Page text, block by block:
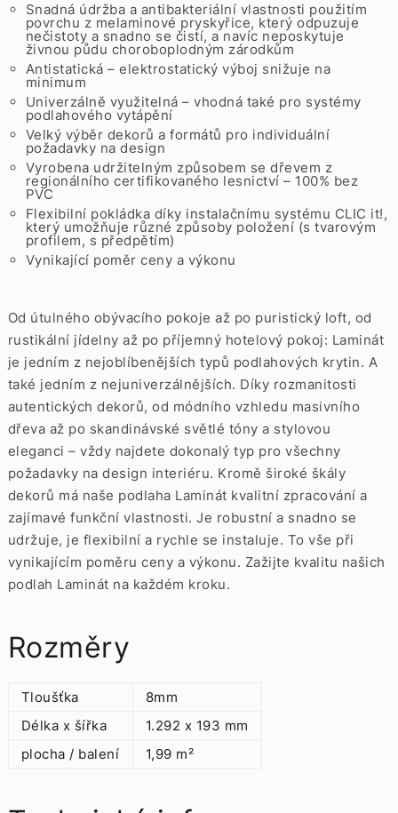
Snadná údržba a antibakteriální vlastnosti použitím
povrchu z melaminové pryskyřice, který odpuzuje
nečistoty a snadno se čistí, a navíc neposkytuje
živnou půdu choroboplodným zárodkům
Antistatická – elektrostatický výboj snižuje na
minimum
Univerzálně využitelná – vhodná také pro systémy
podlahového vytápění
Velký výběr dekorů a formátů pro individuální
požadavky na design
Vyrobena udržitelným způsobem se dřevem z
regionálního certifikovaného lesnictví – 100% bez
PVC
Flexibilní pokládka díky instalačnímu systému CLIC it!,
který umožňuje různé způsoby položení (s tvarovým
profilem, s předpětím)
Vynikající poměr ceny a výkonu
Od útulného obývacího pokoje až po puristický loft, od
rustikální jídelny až po příjemný hotelový pokoj: Laminát
je jedním z nejoblíbenějších typů podlahových krytin. A
také jedním z nejuniverzálnějších. Díky rozmanitosti
autentických dekorů, od módního vzhledu masivního
dřeva až po skandinávské světlé tóny a stylovou
eleganci – vždy najdete dokonalý typ pro všechny
požadavky na design interiéru. Kromě široké škály
dekorů má naše podlaha Laminát kvalitní zpracování a
zajímavé funkční vlastnosti. Je robustní a snadno se
udržuje, je flexibilní a rychle se instaluje. To vše při
vynikajícím poměru ceny a výkonu. Zažijte kvalitu našich
podlah Laminát na každém kroku.
Rozměry
Tloušťka
8mm
Délka x šířka
1.292 x 193 mm
plocha / balení
1,99 m²